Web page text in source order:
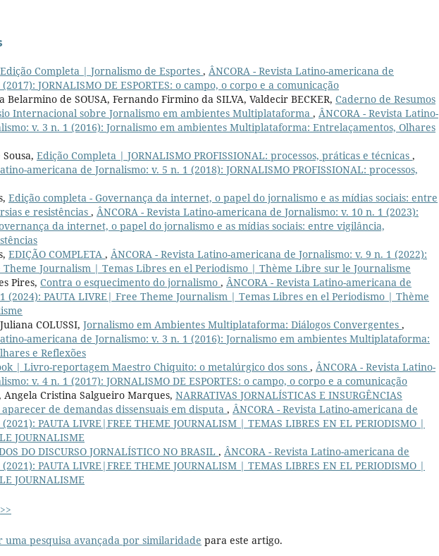
Edição Completa | Jornalismo de Esportes , ÂNCORA - Revista Latino-americana de
JORNALISMO DE ESPORTES: o campo, o corpo e a comunicação
Belarmino de SOUSA, Fernando Firmino da SILVA, Valdecir BECKER, Caderno de Resumos
Internacional sobre Jornalismo em ambientes Multiplataforma , ÂNCORA - Revista Latino-
v. 3 n. 1 (2016): Jornalismo em ambientes Multiplataforma: Entrelaçamentos, Olhares
Edição Completa | JORNALISMO PROFISSIONAL: processos, práticas e técnicas ,
americana de Jornalismo: v. 5 n. 1 (2018): JORNALISMO PROFISSIONAL: processos,
Edição completa - Governança da internet, o papel do jornalismo e as mídias sociais: entre
e resistências , ÂNCORA - Revista Latino-americana de Jornalismo: v. 10 n. 1 (2023):
da internet, o papel do jornalismo e as mídias sociais: entre vigilância,
EDIÇÃO COMPLETA , ÂNCORA - Revista Latino-americana de Jornalismo: v. 9 n. 1 (2022):
Theme Journalism | Temas Libres en el Periodismo | Thème Libre sur le Journalisme
Pires, Contra o esquecimento do jornalismo , ÂNCORA - Revista Latino-americana de
(2024): PAUTA LIVRE| Free Theme Journalism | Temas Libres en el Periodismo | Thème
COLUSSI, Jornalismo em Ambientes Multiplataforma: Diálogos Convergentes ,
americana de Jornalismo: v. 3 n. 1 (2016): Jornalismo em ambientes Multiplataforma:
e Reflexões
| Livro-reportagem Maestro Chiquito: o metalúrgico dos sons , ÂNCORA - Revista Latino-
v. 4 n. 1 (2017): JORNALISMO DE ESPORTES: o campo, o corpo e a comunicação
Cristina Salgueiro Marques, NARRATIVAS JORNALÍSTICAS E INSURGÊNCIAS
aparecer de demandas dissensuais em disputa , ÂNCORA - Revista Latino-americana de
PAUTA LIVRE|FREE THEME JOURNALISM | TEMAS LIBRES EN EL PERIODISMO |
JOURNALISME
DO DISCURSO JORNALÍSTICO NO BRASIL , ÂNCORA - Revista Latino-americana de
PAUTA LIVRE|FREE THEME JOURNALISM | TEMAS LIBRES EN EL PERIODISMO |
JOURNALISME
>>
uma pesquisa avançada por similaridade para este artigo.